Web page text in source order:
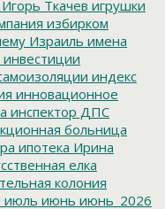
Игорь Ткачев игрушки
избирком
Израиль имена
инвестиции
индекс
инновационное
инспектор ДПС
больница
ипотека Ирина
елка
колония
июль июнь июнь_2026